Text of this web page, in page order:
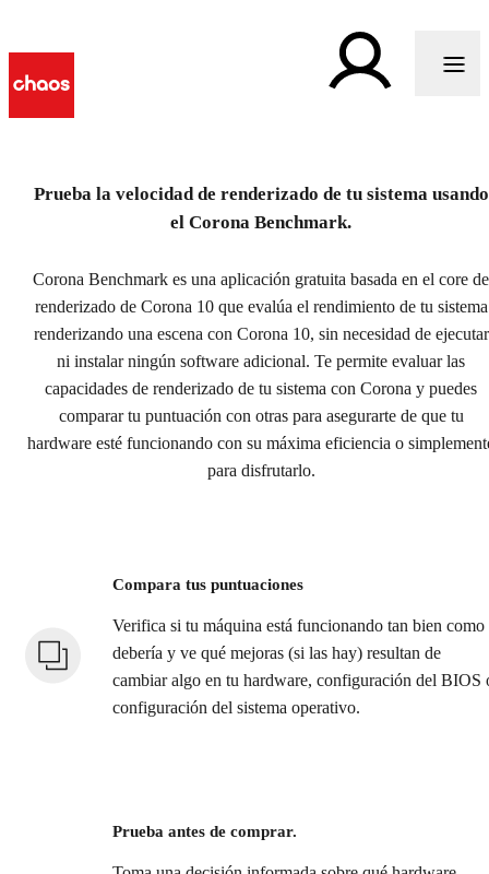
¿Qué tan rápido es Corona
Ejecuta la aplicación gratuita Corona Benchmark para
averiguarlo.
Descargar
Descargar
Prueba la velocidad de renderizado de tu sistema usando
el Corona Benchmark.
Corona Benchmark es una aplicación gratuita basada en el core de
renderizado de Corona 10 que evalúa el rendimiento de tu sistema
renderizando una escena con Corona 10, sin necesidad de ejecutar
ni instalar ningún software adicional. Te permite evaluar las
capacidades de renderizado de tu sistema con Corona y puedes
comparar tu puntuación con otras para asegurarte de que tu
hardware esté funcionando con su máxima eficiencia o
para disfrutarlo.
Compara tus puntuaciones
Verifica si tu máquina está funcionando tan bien como
debería y ve qué mejoras (si las hay) resultan de
cambiar algo en tu hardware, configuración del BIOS
configuración del sistema operativo.
Prueba antes de comprar.